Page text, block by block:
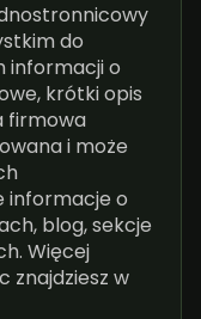
do
informacji o
krótki opis
firmowa
i może
informacje o
blog, sekcje
Więcej
znajdziesz w